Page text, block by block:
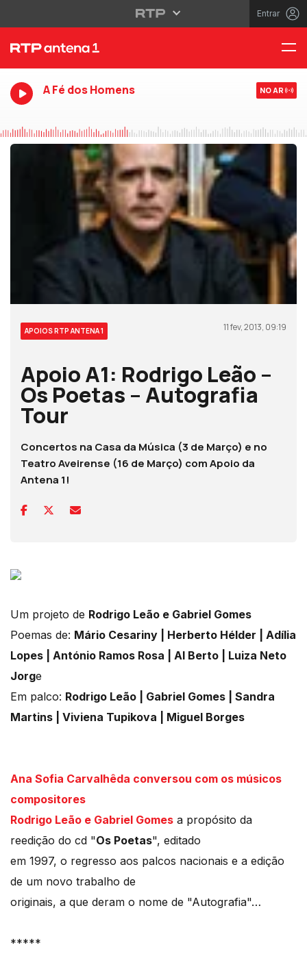
Entrar
A Fé dos Homens NO AR
APOIOS RTP ANTENA 1 11 fev, 2013, 09:19
Apoio A1: Rodrigo Leão –
Os Poetas – Autografia
Tour
Concertos na Casa da Música (3 de Março) e no
Teatro Aveirense (16 de Março) com Apoio da
Antena 1!
Um projeto de Rodrigo Leão e Gabriel Gomes
Poemas de: Mário Cesariny | Herberto Hélder | Adília
Lopes | António Ramos Rosa | Al Berto | Luiza Neto
Jorge
Em palco: Rodrigo Leão | Gabriel Gomes | Sandra
Martins | Viviena Tupikova | Miguel Borges
Ana Sofia Carvalhêda conversou com os músicos
compositores
Rodrigo Leão e Gabriel Gomes a propósito da
reedição do cd "Os Poetas", editado
em 1997, o regresso aos palcos nacionais e a edição
de um novo trabalho de
originais, a que deram o nome de "Autografia"…
*****